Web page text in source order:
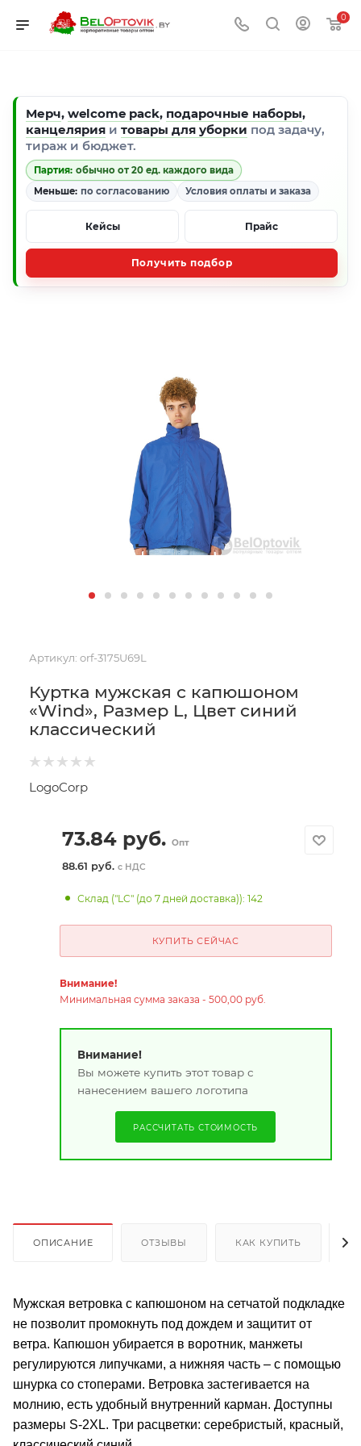
0
Мерч, welcome pack, подарочные наборы,
канцелярия и товары для уборки под задачу,
тираж и бюджет.
Партия: обычно от 20 ед. каждого вида
Меньше: по согласованию Условия оплаты и заказа
Кейсы Прайс
Получить подбор
Артикул: orf-3175U69L
Куртка мужская с капюшоном
«Wind», Размер L, Цвет синий
классический
LogoCorp
73.84руб. Опт
88.61 руб. с НДС
Склад ("LC" (до 7 дней доставка)): 142
КУПИТЬ СЕЙЧАС
Внимание!
Минимальная сумма заказа - 500,00 руб.
Внимание!
Вы можете купить этот товар с
нанесением вашего логотипа
РАССЧИТАТЬ СТОИМОСТЬ
ОПИСАНИЕ ОТЗЫВЫ КАК КУПИТЬ
Мужская ветровка с капюшоном на сетчатой подкладке
не позволит промокнуть под дождем и защитит от
ветра. Капюшон убирается в воротник, манжеты
регулируются липучками, а нижняя часть – с помощью
шнурка со стоперами. Ветровка застегивается на
молнию, есть удобный внутренний карман. Доступны
размеры S-2XL. Три расцветки: серебристый, красный,